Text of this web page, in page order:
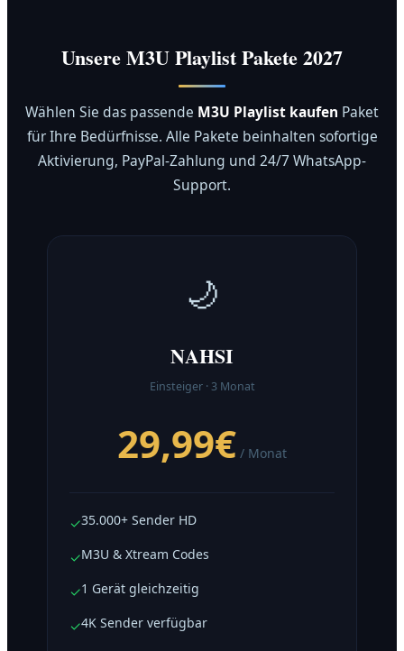
Unsere M3U Playlist Pakete 2027
Wählen Sie das passende M3U Playlist kaufen Paket
für Ihre Bedürfnisse. Alle Pakete beinhalten sofortige
Aktivierung, PayPal-Zahlung und 24/7 WhatsApp-
Support.
🌙
NAHSI
Einsteiger · 3 Monat
29,99€ / Monat
✓35.000+ Sender HD
✓M3U & Xtream Codes
✓1 Gerät gleichzeitig
✓4K Sender verfügbar